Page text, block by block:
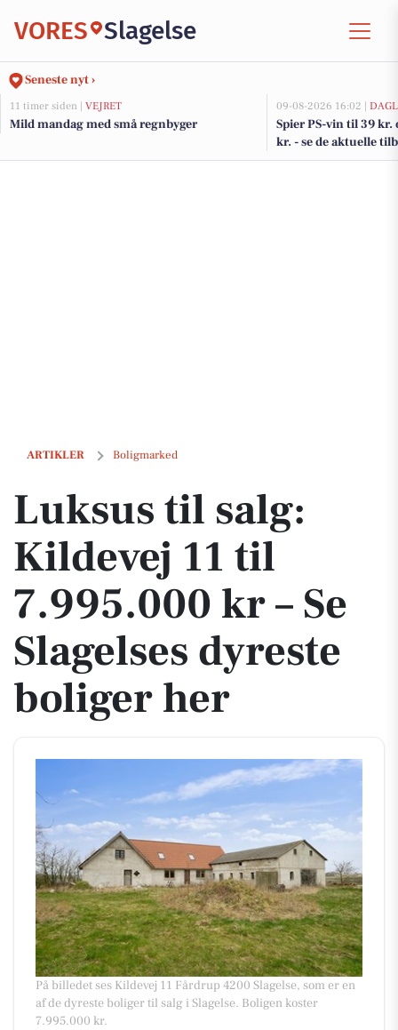
VORES Slagelse
Seneste nyt ›
11 timer siden | VEJRET
Mild mandag med små regnbyger
09-08-2026 16:02 |
Spier PS-vin til 39
kr. - se de aktuelle
ARTIKLER Boligmarked
Luksus til salg: Kildevej 11 til 7.995.000 kr – Se Slagelses dyreste
Luksus til salg:
Kildevej 11 til
7.995.000 kr – Se
Slagelses dyreste
boliger her
På billedet ses Kildevej 11 Fårdrup 4200 Slagelse, som er en
af de dyreste boliger til salg i Slagelse. Boligen koster
7.995.000 kr.